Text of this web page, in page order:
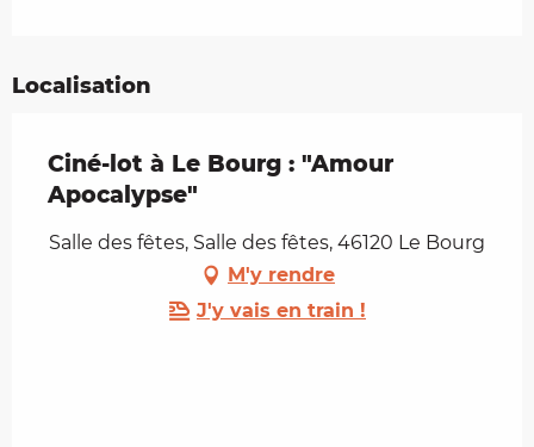
Localisation
Ciné-lot à Le Bourg : "Amour
Apocalypse"
Salle des fêtes, Salle des fêtes, 46120 Le Bourg
M'y rendre
J'y vais en train !